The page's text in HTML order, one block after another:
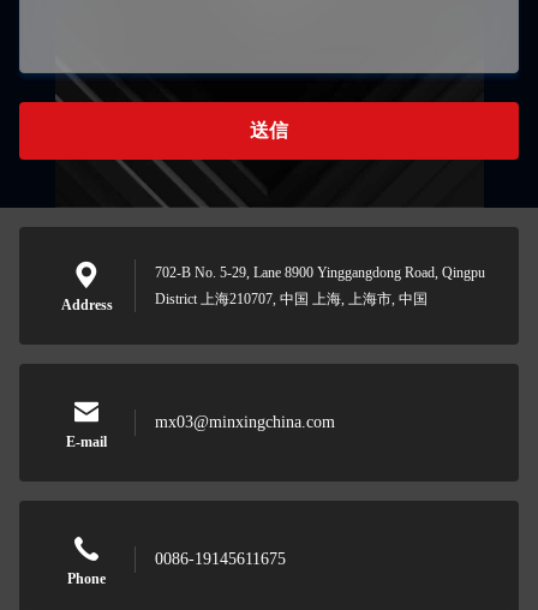
送信
Address
702-B No. 5-29, Lane 8900 Yinggangdong Road, Qingpu
District 上海210707, 中国 上海, 上海市, 中国
E-mail
mx03@minxingchina.com
Phone
0086-19145611675